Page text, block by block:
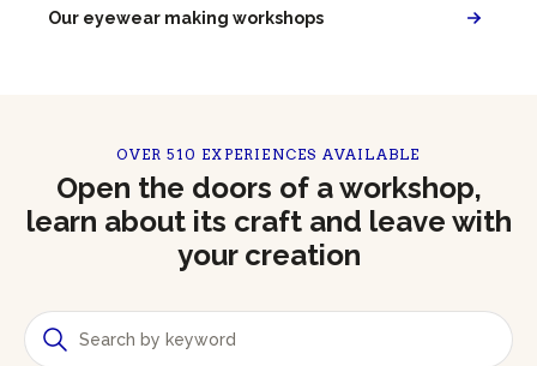
Our eyewear making workshops
OVER 510 EXPERIENCES AVAILABLE
Open the doors of a workshop,
learn about its craft and leave with
your creation